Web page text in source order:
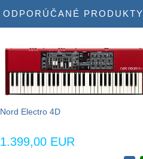
ODPORÚČANÉ PRODUKTY
Nord Electro 4D
1.399,00 EUR